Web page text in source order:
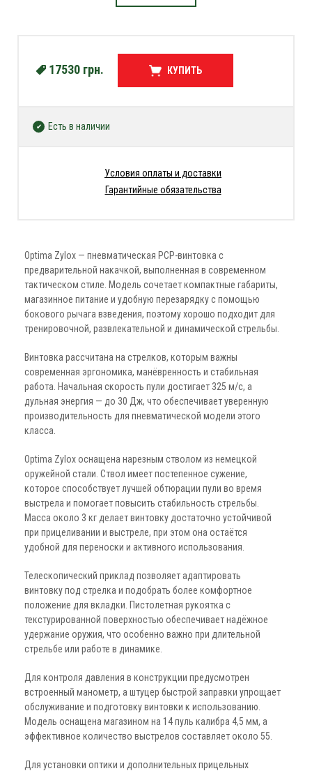
Optima Zylox — пневматическая PCP-винтовка с
предварительной накачкой, выполненная в современном
тактическом стиле. Модель сочетает компактные габариты,
магазинное питание и удобную перезарядку с помощью
бокового рычага взведения, поэтому хорошо подходит для
тренировочной, развлекательной и динамической стрельбы.
Винтовка рассчитана на стрелков, которым важны
современная эргономика, манёвренность и стабильная
работа. Начальная скорость пули достигает 325 м/с, а
дульная энергия — до 30 Дж, что обеспечивает уверенную
производительность для пневматической модели этого
класса.
Optima Zylox оснащена нарезным стволом из немецкой
оружейной стали. Ствол имеет постепенное сужение,
которое способствует лучшей обтюрации пули во время
выстрела и помогает повысить стабильность стрельбы.
Масса около 3 кг делает винтовку достаточно устойчивой
при прицеливании и выстреле, при этом она остаётся
удобной для переноски и активного использования.
Телескопический приклад позволяет адаптировать
винтовку под стрелка и подобрать более комфортное
положение для вкладки. Пистолетная рукоятка с
текстурированной поверхностью обеспечивает надёжное
удержание оружия, что особенно важно при длительной
стрельбе или работе в динамике.
Для контроля давления в конструкции предусмотрен
встроенный манометр, а штуцер быстрой заправки упрощает
обслуживание и подготовку винтовки к использованию.
Модель оснащена магазином на 14 пуль калибра 4,5 мм, а
эффективное количество выстрелов составляет около 55.
Для установки оптики и дополнительных прицельных
17530 грн. КУПИТЬ
Есть в наличии
Условия оплаты и доставки
Гарантийные обязательства